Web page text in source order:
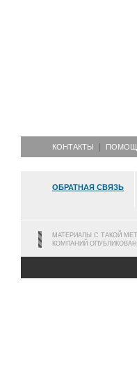
КОНТАКТЫ
ОБРАТНАЯ СВЯЗЬ
МАТЕРИАЛЫ С ТАКОЙ
КОМПАНИЙ